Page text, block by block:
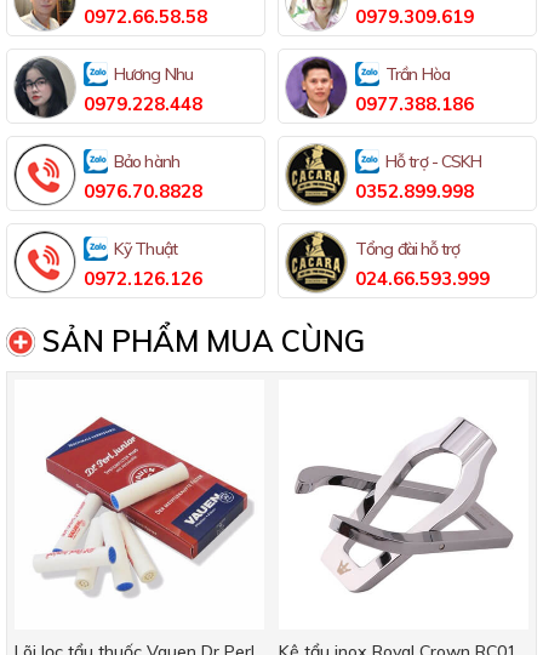
0972.66.58.58 0979.309.619
Hương Nhu
0979.228.448
Trần Hòa
0977.388.186
Bảo hành
0976.70.8828
Hỗ trợ - CSKH
0352.899.998
Kỹ Thuật
0972.126.126
Tổng đài hỗ trợ
024.66.593.999
SẢN PHẨM MUA CÙNG